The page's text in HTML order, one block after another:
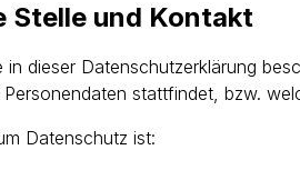
Stelle und Kontakt
dieser Datenschutzerklärung
stattfindet, bzw.
Datenschutz ist: